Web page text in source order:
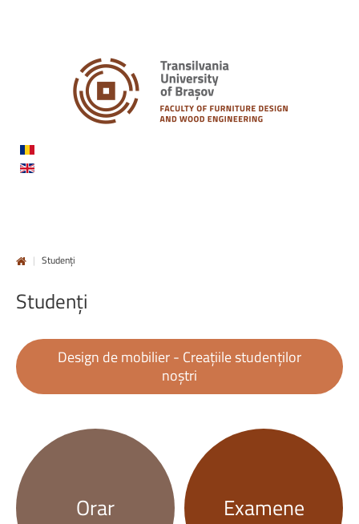
| Studenți
Studenți
Design de mobilier - Creațiile studenților
noștri
Orar Examene